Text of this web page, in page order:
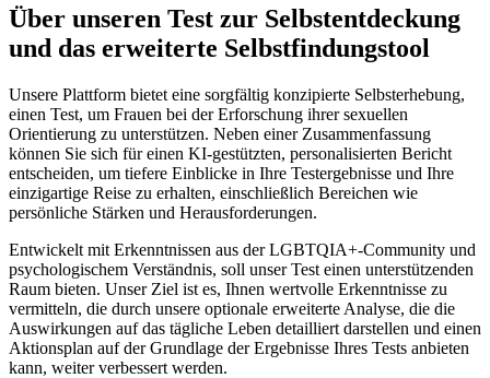
Über unseren Test zur Selbstentdeckung
und das erweiterte Selbstfindungstool
Unsere Plattform bietet eine sorgfältig konzipierte Selbsterhebung,
einen Test, um Frauen bei der Erforschung ihrer sexuellen
Orientierung zu unterstützen. Neben einer Zusammenfassung
können Sie sich für einen KI-gestützten, personalisierten Bericht
entscheiden, um tiefere Einblicke in Ihre Testergebnisse und Ihre
einzigartige Reise zu erhalten, einschließlich Bereichen wie
persönliche Stärken und Herausforderungen.
Entwickelt mit Erkenntnissen aus der LGBTQIA+-Community und
psychologischem Verständnis, soll unser Test einen unterstützenden
Raum bieten. Unser Ziel ist es, Ihnen wertvolle Erkenntnisse zu
vermitteln, die durch unsere optionale erweiterte Analyse, die die
Auswirkungen auf das tägliche Leben detailliert darstellen und einen
Aktionsplan auf der Grundlage der Ergebnisse Ihres Tests anbieten
kann, weiter verbessert werden.